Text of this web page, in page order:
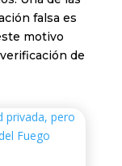
falsa es
motivo
de